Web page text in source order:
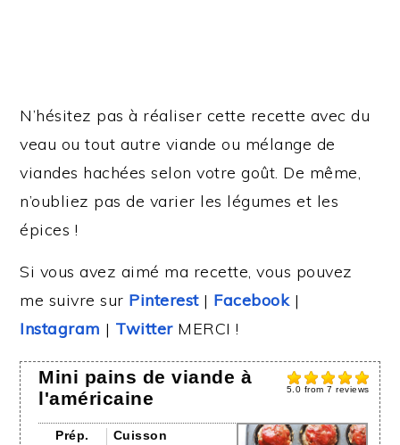
N’hésitez pas à réaliser cette recette avec du
veau ou tout autre viande ou mélange de
viandes hachées selon votre goût. De même,
n’oubliez pas de varier les légumes et les
épices !
Si vous avez aimé ma recette, vous pouvez
me suivre sur Pinterest| Facebook|
Instagram | TwitterMERCI !
5.0 from7 reviews
Mini pains de viande à
l'américaine
Prép. Cuisson